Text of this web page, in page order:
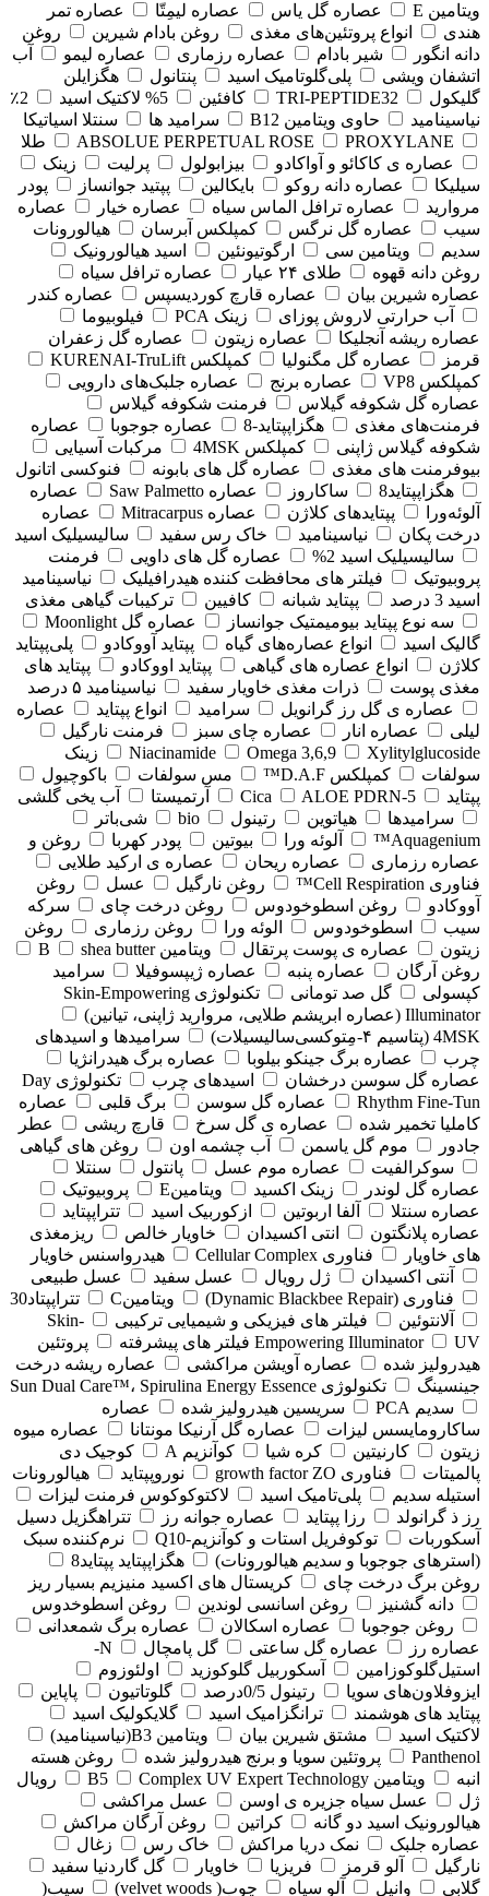
ویتامین E
عصاره گل یاس عصاره لیمِتّا
عصاره تمر
هندی
انواع پروتئین‌های مغذی روغن بادام شیرین
روغن
دانه انگور
شیر بادام عصاره رزماری عصاره لیمو
آب
اتشفان ویشی
پلی‌گلوتامیک اسید پنتانول
هگزایلن
گلیکول
TRI-PEPTIDE32 کافئین 5% لاکتیک اسید
2٪
نیاسینامید
حاوی ویتامین B12 سرامید ها
سنتلا اسیاتیکا
ABSOLUE PERPETUAL ROSE
PROXYLANE
طلا
عصاره ی کاکائو و آواکادو
بیزابولول پرلیت
زینک
سیلیکا
عصاره دانه روکو بایکالین پپتید جوانساز
پودر
مروارید
عصاره ترافل الماس سیاه عصاره خیار
عصاره
سیب
عصاره گل نرگس کمپلکس آبرسان
هیالورونات
سدیم
ویتامین سی ارگوتیونئین
اسید هیالورونیک
روغن دانه قهوه
طلای ۲۴ عیار
عصاره ترافل سیاه
عصاره شیرین بیان
عصاره قارچ کوردیسپس
عصاره کندر
آب حرارتی لاروش پوزای
زینک PCA
فیلوبیوما
عصاره ریشه آنجلیکا
عصاره زیتون
عصاره گل زعفران
قرمز
عصاره گل مگنولیا
کمپلکس KURENAI-TruLift
کمپلکس VP8
عصاره برنج
عصاره جلبک‌های دارویی
عصاره گل شکوفه گیلاس
فرمنت شکوفه گیلاس
فرمنت‌های مغذی
هگزاپپتاید-8 عصاره جوجوبا
عصاره
شکوفه گیلاس ژاپنی
کمپلکس 4MSK
مرکبات آسیایی
بیوفرمنت های مغذی
عصاره گل های بابونه
فنوکسی اتانول
هگزاپپتاید8
ساکاروز عصاره Saw Palmetto
عصاره
آلوئه‌ورا
پپتایدهای کلاژن عصاره Mitracarpus
عصاره
درخت پکان
نیاسینامید خاک رس سفید
سالیسیلیک اسید
سالیسیلیک اسید 2%
عصاره گل های داویی
فرمنت
پروبیوتیک
فیلتر های محافظت کننده هیدرافیلیک
نیاسینامید
اسید 3 درصد
پپتاید شبانه کافیین
ترکیبات گیاهی مغذی
سه نوع پپتاید بیومیمتیک جوانساز
عصاره گل Moonlight
گالیک اسید
انواع عصاره‌های گیاه پپتاید آووکادو
پلی‌پپتاید
کلاژن
انواع عصاره های گیاهی پپتاید اووکادو
پپتاید های
مغذی پوست
ذرات مغذی خاویار سفید
نیاسینامید ۵ درصد
عصاره ی گل رز گرانویل
سرامید انواع پپتاید
عصاره
لیلی
عصاره انار عصاره چای سبز
فرمنت نارگیل
Niacinamide
Omega 3,6,9 Xylitylglucoside
زینک
سولفات
کمپلکس D.A.F™ مس سولفات
باکوچیول
پپتاید
5-Cica
ALOE PDRN آرتمیستا
آب یخی گلشی
سرامیدها
هیاتوین رتینول bio
شی‌باتر
Aquagenium™
آلوئه ورا بیوتین پودر کهربا
روغن و
عصاره رزماری
عصاره ریحان
عصاره ی ارکید طلایی
فناوری Cell Respiration™
روغن نارگیل عسل
روغن
آووکادو
روغن اسطوخودوس روغن درخت چای
سرکه
سیب
اسطوخودوس الوئه ورا روغن رزماری
روغن
زیتون
عصاره ی پوست پرتقال ویتامین Bshea butter
روغن آرگان
عصاره پنبه عصاره ژیپسوفیلا
سرامید
کپسولی
گل صد تومانی
تکنولوژی Skin-Empowering
Illuminator (عصاره ابریشم طلایی، مروارید ژاپنی، تیانین)
4MSK (پتاسیم ۴‑مِتوکسی‌سالیسیلات)
سرامیدها و اسیدهای
چرب
عصاره برگ جینکو بیلوبا
عصاره برگ هیدرانژیا
عصاره گل سوسن درخشان
اسیدهای چرب
تکنولوژی Day
Rhythm Fine‑Tun
عصاره گل سوسن برگ قلبی
عصاره
کاملیا تخمیر شده
عصاره ی گل سرخ قارچ ریشی
عطر
جادور
موم گل یاسمن آب چشمه اون
روغن های گیاهی
سوکرالفیت
عصاره موم عسل پانتول
سنتلا
عصاره گل لوندر
زینک اکسید ویتامینE
پروبیوتیک
عصاره سنتلا
آلفا اربوتین ازکوربیک اسید
تتراپپتاید
عصاره پلانگتون
انتی اکسیدان خاویار خالص
ریزمغذی
های خاویار
فناوری Cellular Complex
هیدرواسنس خاویار
آنتی اکسیدان
ژل رویال عسل سفید
عسل طبیعی
فناوری (‏Dynamic Blackbee Repair)
ویتامینC
تتراپپتاد30
آلانتوئین
فیلتر های فیزیکی و شیمیایی ترکیبی
Skin-
Empowering Illuminator
UV فیلتر های پیشرفته
پروتئین
هیدرولیز شده
عصاره آویشن مراکشی
عصاره ریشه درخت
جینسینگ
تکنولوژی Sun Dual Care™، Spirulina Energy Essence
سدیم PCA
سریسین هیدرولیز شده
عصاره
ساکارومایسس لیزات
عصاره گل آرنیکا مونتانا
عصاره میوه
زیتون
کارنیتین کره شیا کوآنزیم A
کوجیک دی
پالمیتات
فناوری growth factor ZO نوروپپتاید
هیالورونات
استیله سدیم
پلی‌تامیک اسید
لاکتوکوکوس فرمنت لیزات
رز ذ گرانولد
رزا پپتاید عصاره جوانه رز
تتراهگزیل دسیل
آسکوربات
توکوفریل استات و کوآنزیم-Q10
نرم‌کننده سبک
(استرهای جوجوبا و سدیم هیالورونات)
هگزاپپتاید پپتاید8
روغن برگ درخت چای
کریستال های اکسید منیزیم بسیار ریز
دانه گشنیز
روغن اسانسی لوندین
روغن اسطوخدوس
روغن جوجوبا
عصاره اسکالان
عصاره برگ شمعدانی
عصاره رز
عصاره گل ساعتی گل پامچال
N-
استیل‌گلوکوزامین
آسکوربیل گلوکوزید
اولئوزوم
ایزوفلاون‌های سویا
رتینول 0/5درصد گلوتاتیون
پاپاین
پپتاید های هوشمند
ترانگزامیک اسید
گلایکولیک اسید
لاکتیک اسید
مشتق شیرین بیان
ویتامین B3(نیاسینامید)
Panthenol
پروتئین سویا و برنج هیدرولیز شده
روغن هسته
انبه
ویتامین B5 Complex UV Expert Technology
رویال
ژل
عسل سیاه جزیره ی اوسن
عسل مراکشی
هیالورونیک اسید دو گانه
کراتین
روغن آرگان مراکش
عصاره جلبک
نمک دریا مراکش خاک رس
زغال
نارگیل
آلو قرمز فریزیا خاویار
گل گاردنیا سفید
گلابی
وانیل آلو سیاه چوب( velvet woods) سیب(